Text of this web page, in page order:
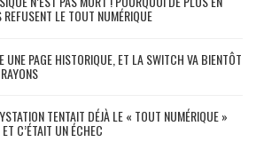
LE TOUT NUMÉRIQUE
UNE PAGE HISTORIQUE, ET LA SWITCH VA BIENTÔT
TENTAIT DÉJÀ LE « TOUT NUMÉRIQUE »
C’ÉTAIT UN ÉCHEC